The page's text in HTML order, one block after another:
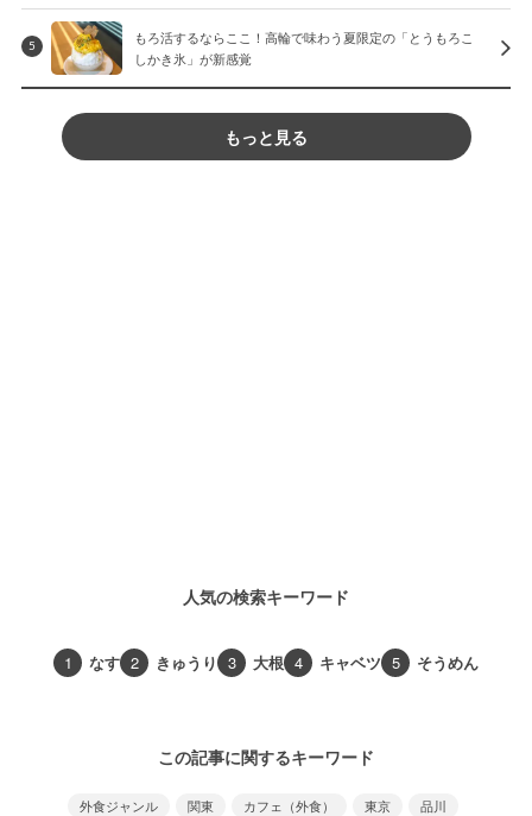
5
もろ活するならここ！高輪で味わう夏限定の「とうもろこ
しかき氷」が新感覚
もっと見る
人気の検索キーワード
1 なす 2 きゅうり 3 大根 4 キャベツ 5 そうめん
この記事に関するキーワード
外食ジャンル 関東 カフェ（外食） 東京 品川